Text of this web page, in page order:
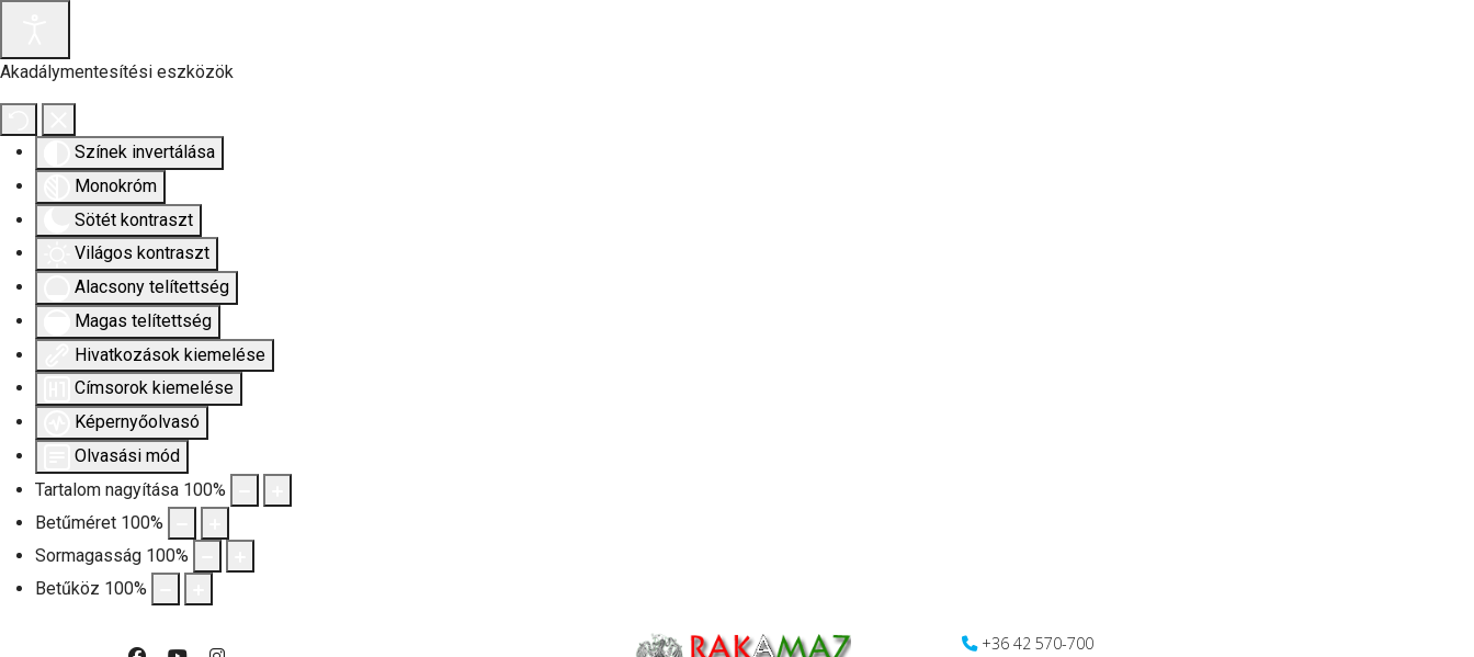
Akadálymentesítési eszközök
Színek invertálása
Monokróm
Sötét kontraszt
Világos kontraszt
Alacsony telítettség
Magas telítettség
Hivatkozások kiemelése
Címsorok kiemelése
Képernyőolvasó
Olvasási mód
Tartalom nagyítása 100%
Betűméret 100%
Sormagasság 100%
Betűköz 100%
+36 42 570-700